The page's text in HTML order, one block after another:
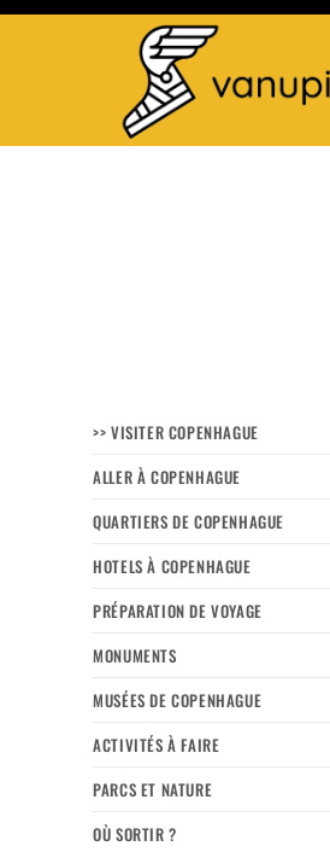
>> VISITER COPENHAGUE
ALLER À COPENHAGUE
QUARTIERS DE COPENHAGUE
HOTELS À COPENHAGUE
PRÉPARATION DE VOYAGE
MONUMENTS
MUSÉES DE COPENHAGUE
ACTIVITÉS À FAIRE
PARCS ET NATURE
OÙ SORTIR ?